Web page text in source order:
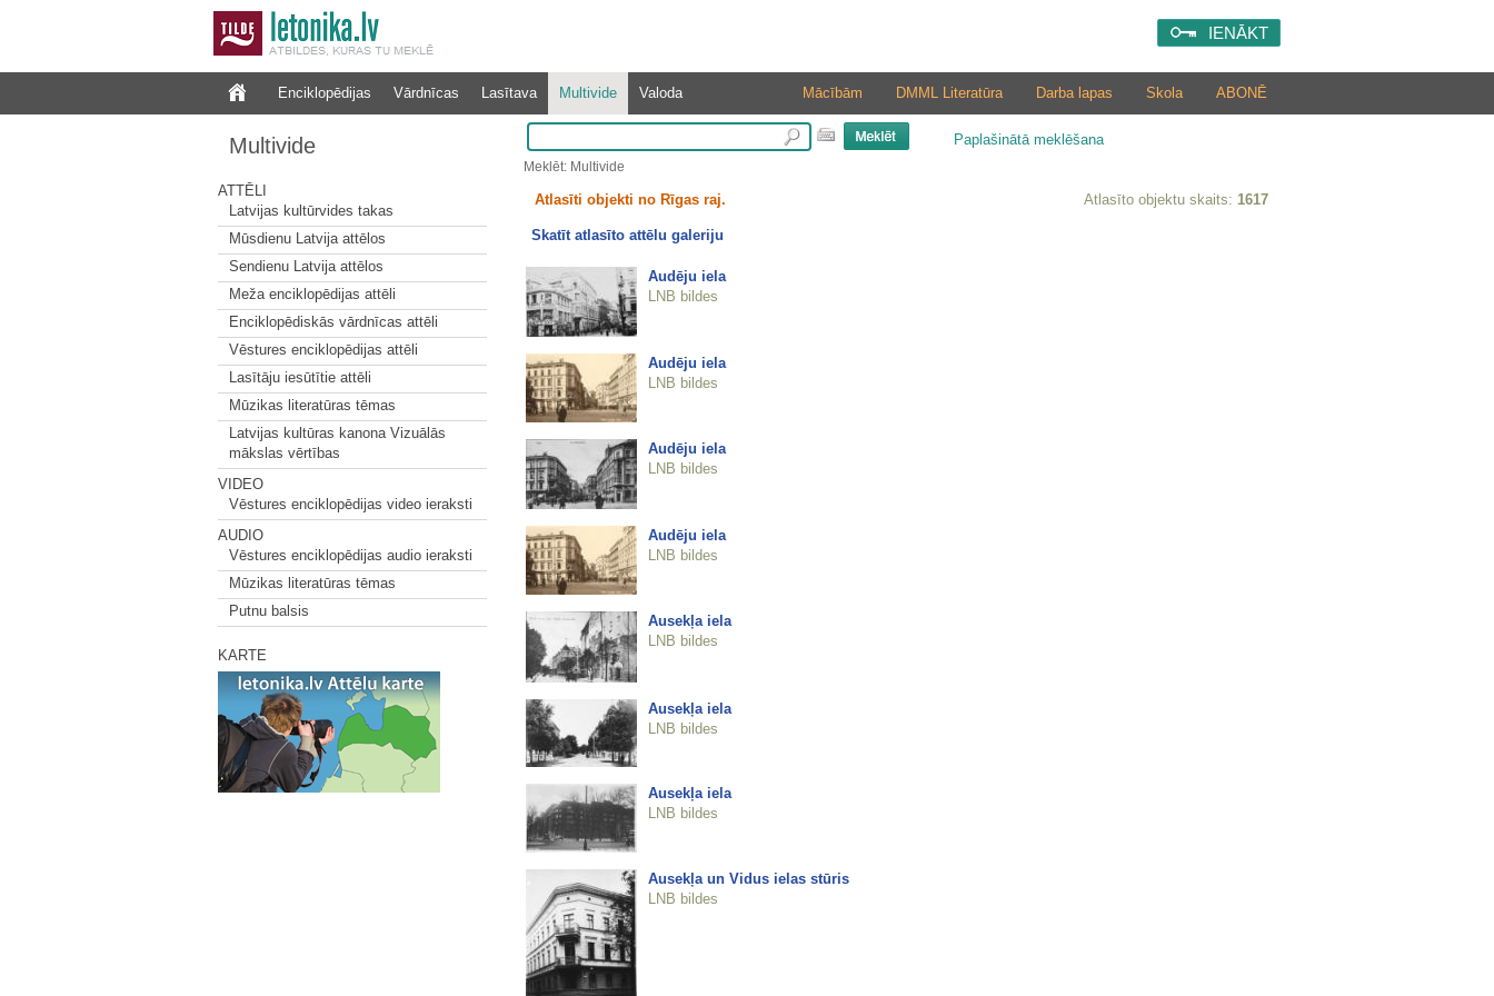
IENĀKT
Enciklopēdijas Vārdnīcas Lasītava Multivide Valoda ABONĒ
Skola
Darba lapas
DMML Literatūra
Mācībām
Multivide
ATTĒLI
Latvijas kultūrvides takas
Mūsdienu Latvija attēlos
Sendienu Latvija attēlos
Meža enciklopēdijas attēli
Enciklopēdiskās vārdnīcas attēli
Vēstures enciklopēdijas attēli
Lasītāju iesūtītie attēli
Mūzikas literatūras tēmas
Latvijas kultūras kanona Vizuālās
mākslas vērtības
VIDEO
Vēstures enciklopēdijas video ieraksti
AUDIO
Vēstures enciklopēdijas audio ieraksti
Mūzikas literatūras tēmas
Putnu balsis
KARTE
Paplašinātā meklēšana
Meklēt: Multivide
Atlasīti objekti no Rīgas raj. Atlasīto objektu skaits: 1617
Skatīt atlasīto attēlu galeriju
Audēju iela
LNB bildes
Audēju iela
LNB bildes
Audēju iela
LNB bildes
Audēju iela
LNB bildes
Ausekļa iela
LNB bildes
Ausekļa iela
LNB bildes
Ausekļa iela
LNB bildes
Ausekļa un Vidus ielas stūris
LNB bildes